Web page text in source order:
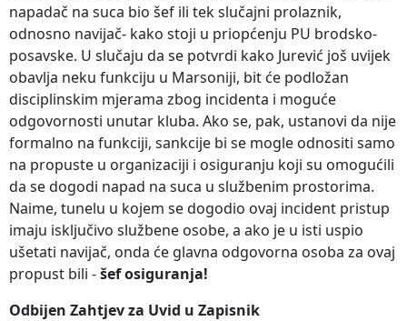
napadač na suca bio šef ili tek slučajni prolaznik,
odnosno navijač- kako stoji u priopćenju PU brodsko-
posavske. U slučaju da se potvrdi kako Jurević još uvijek
obavlja neku funkciju u Marsoniji, bit će podložan
disciplinskim mjerama zbog incidenta i moguće
odgovornosti unutar kluba. Ako se, pak, ustanovi da nije
formalno na funkciji, sankcije bi se mogle odnositi samo
na propuste u organizaciji i osiguranju koji su omogućili
da se dogodi napad na suca u službenim prostorima.
Naime, tunelu u kojem se dogodio ovaj incident pristup
imaju isključivo službene osobe, a ako je u isti uspio
ušetati navijač, onda će glavna odgovorna osoba za ovaj
propust bili -šef osiguranja!
Odbijen Zahtjev za Uvid u Zapisnik